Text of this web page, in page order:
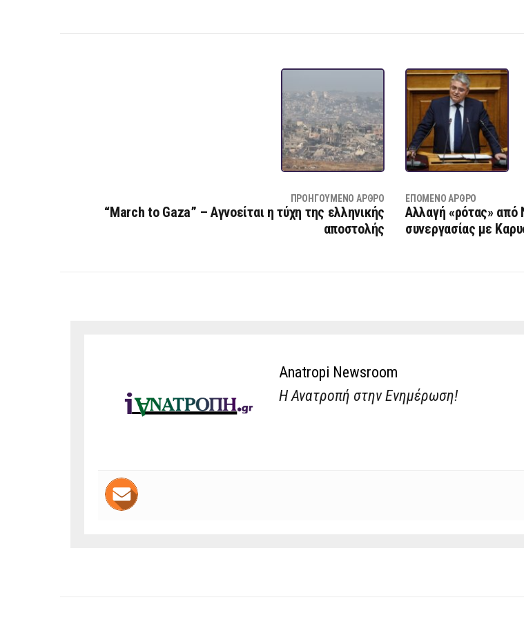
ΠΡΟΗΓΟΎΜΕΝΟ ΆΡΘΡΟ
“March to Gaza” – Αγνοείται η τύχη της ελληνικής
αποστολής
ΕΠΌΜΕΝΟ ΆΡΘΡΟ
Αλλαγή «ρότας» από
συνεργασίας με
Anatropi Newsroom
Η Ανατροπή στην Ενημέρωση!